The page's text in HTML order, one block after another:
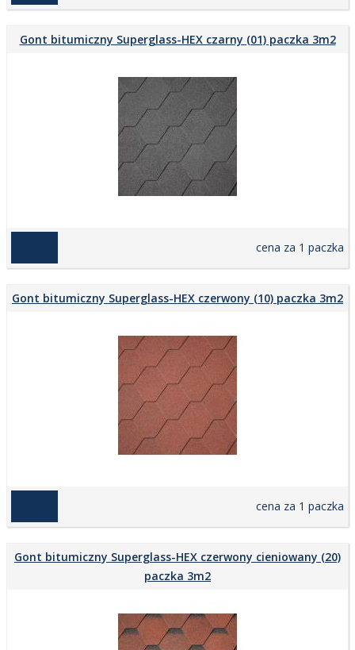
Gont bitumiczny Superglass-HEX czarny (01) paczka 3m2
cena za 1 paczka
Gont bitumiczny Superglass-HEX czerwony (10) paczka 3m2
cena za 1 paczka
Gont bitumiczny Superglass-HEX czerwony cieniowany (20)
paczka 3m2